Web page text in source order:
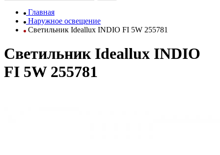
Главная
Наружное освещение
Светильник Ideallux INDIO FI 5W 255781
Светильник Ideallux INDIO
FI 5W 255781